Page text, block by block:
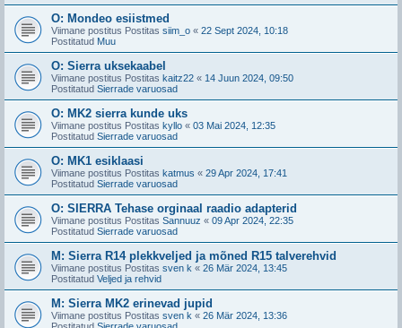
O: Mondeo esiistmed
Viimane postitus Postitas siim_o « 22 Sept 2024, 10:18
Postitatud Muu
O: Sierra uksekaabel
Viimane postitus Postitas kaitz22 « 14 Juun 2024, 09:50
Postitatud Sierrade varuosad
O: MK2 sierra kunde uks
Viimane postitus Postitas kyllo « 03 Mai 2024, 12:35
Postitatud Sierrade varuosad
O: MK1 esiklaasi
Viimane postitus Postitas katmus « 29 Apr 2024, 17:41
Postitatud Sierrade varuosad
O: SIERRA Tehase orginaal raadio adapterid
Viimane postitus Postitas Sannuuz « 09 Apr 2024, 22:35
Postitatud Sierrade varuosad
M: Sierra R14 plekkveljed ja mõned R15 talverehvid
Viimane postitus Postitas sven k « 26 Mär 2024, 13:45
Postitatud Veljed ja rehvid
M: Sierra MK2 erinevad jupid
Viimane postitus Postitas sven k « 26 Mär 2024, 13:36
Postitatud Sierrade varuosad